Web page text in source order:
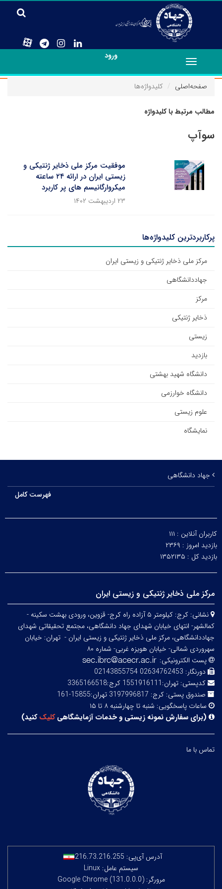
ورود
Toggle
navigation
صفحه‌اصلی
کلیدواژه‌ها
مطالب مرتبط با کلیدواژه
سوآپ
موفقیت مرکز ملی ذخایر ژنتیکی و
زیستی ایران در ارائه ۲۴ ساعته
میکروارگانیسم های پر کاربرد
۲۳ اردیبهشت ۱۴۰۲
پرکاربردترین کلیدواژه‌ها
مرکز ملی ذخایر ژنتیکی و زیستی ایران
جهاددانشگاهی
مرکز
ذخایر ژنتیکی
زیستی
بازدید
دانشگاه شهید بهشتی
دانشگاه خوارزمی
علوم زیستی
نمایشگاه
جهاد دانشگاهی
فهرست کامل
کاربران آنلاین : ۱۱۱
بازدید امروز : ۲۳۶۹
بازدید کل : ۱۳۵۲۱۳۵
مرکز ملی ذخایر ژنتیکی و زیستی ایران
نشانی:
کرج: کیلومتر ۵ آزاده راه کرج- قزوین، ورودی بهشت سکینه -
کمالشهر- انتهای خیابان شهدای جهاد دانشگاهی، مجتمع تحقیقاتی شهدای
جهاددانشگاهی، مرکز ملی ذخایر ژنتیکی و زیستی ایران - تهران: خیابان
سهروردی شمالی- خیابان هویزه غربی- شماره ۸۰
پست الکترونیکی:
دورنگار: 02634762453 02143855754
کدپستی: تهران:1551916111 کرج:3365166518
صندوق پستی: کرج: 3197996817 تهران:15855-161
ساعات پاسخگویی: شنبه تا چهارشنبه ۸ تا ۱۵
(برای سفارش نمونه زیستی و خدمات آزمایشگاهیکلیککنید)
تماس با ما
آدرس آی‌پی: 216.73.216.255
سیستم عامل: Linux
مرورگر: Google Chrome (131.0.0.0)